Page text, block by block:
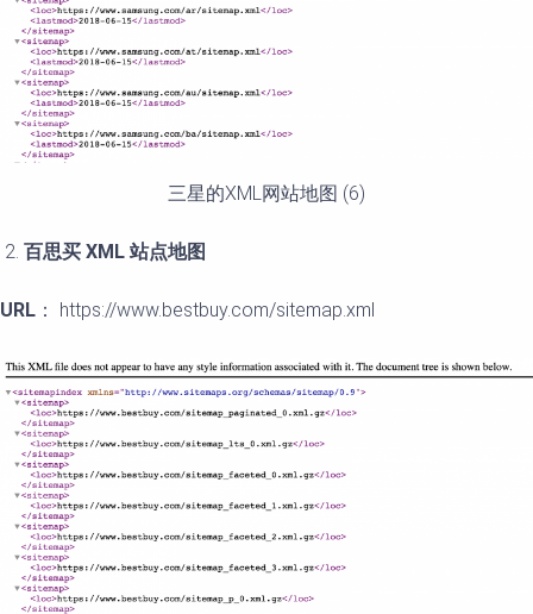
三星的XML网站地图 (6)
百思买 XML 站点地图
URL ： https://www.bestbuy.com/sitemap.xml